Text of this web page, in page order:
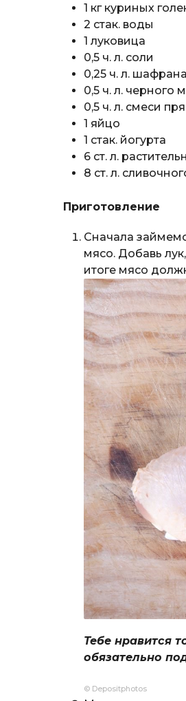
1 кг куриных
2 стак. воды
1 луковица
0,5 ч. л. соли
0,25 ч. л. шафрана
0,5 ч. л. черного
0,5 ч. л. смеси
1 яйцо
1 стак. йогурта
6 ст. л.
8 ст. л.
Приготовление
Сначала
мясо. Добавь
итоге мясо
Тебе нравится
обязательно
© Depositphotos